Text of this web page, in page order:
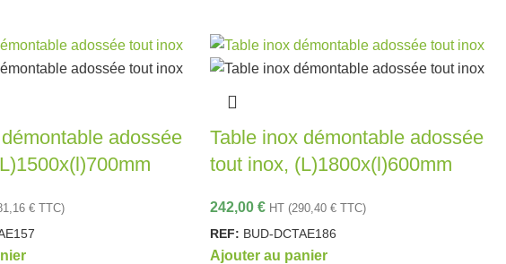
adossée
€ TTC)
Table inox démontable adossée
tout inox, (L)1800x(l)600mm
242,00 € HT (290,40 € TTC)
REF: BUD-DCTAE186
Ajouter au panier